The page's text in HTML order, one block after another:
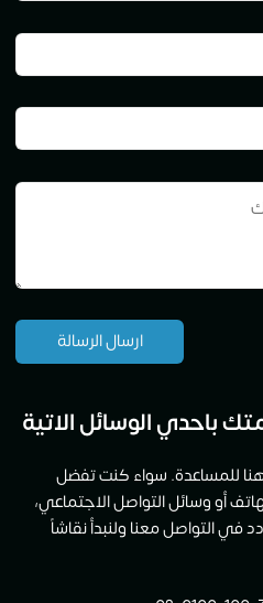
باحدي الوسائل الاتية
للمساعدة. سواء كنت تفضل
أو وسائل التواصل الاجتماعي،
في التواصل معنا ولنبدأ نقاشاً